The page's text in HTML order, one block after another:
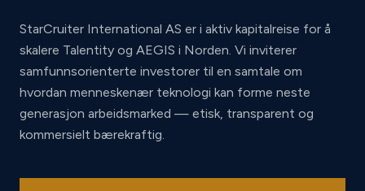
StarCruiter International AS er i aktiv kapitalreise for å
skalere Talentity og AEGIS i Norden. Vi inviterer
samfunnsorienterte investorer til en samtale om
hvordan menneskenær teknologi kan forme neste
generasjon arbeidsmarked — etisk, transparent og
kommersielt bærekraftig.